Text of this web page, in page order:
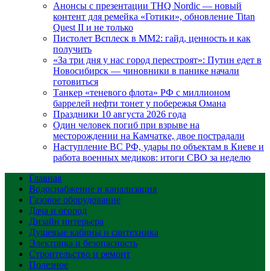
Анонсы с презентации THQ Nordic — новый
контент для ремейка «Готики», обновление Titan
Quest II и не только
Пистолет Всплеск в MM2: гайд, ценность и как
получить
«За три дня у нас город перестроят»: Путин едет в
Новосибирск — чиновники в панике начали
готовиться
Танкер «теневого флота» РФ с миллионом
баррелей нефти тонет у побережья Омана
Праздники 10 августа 2026 года
Один человек погиб при взрыве на
месторождении на Камчатке, двое пострадали
Наступление ВС РФ, удары по объектам в Киеве и
работа военных медиков: итоги СВО за неделю
Главная
Водоснабжение и канализация
Газовое оборудование
Дача и огород
Дизайн интерьера
Душевые кабины и сантехника
Электрика и безопасность
Строительство и ремонт
Полезное